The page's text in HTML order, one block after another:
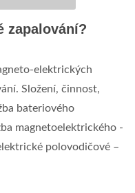
zapalování?
elektrických
Složení, činnost,
bateriového
magnetoelektrického -
polovodičové –